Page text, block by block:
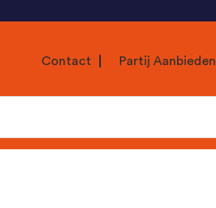
Contact Partij Aanbieden